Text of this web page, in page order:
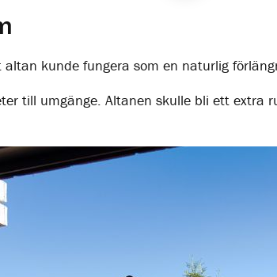
kunde fungera som en naturlig
till umgänge. Altanen skulle bli ett